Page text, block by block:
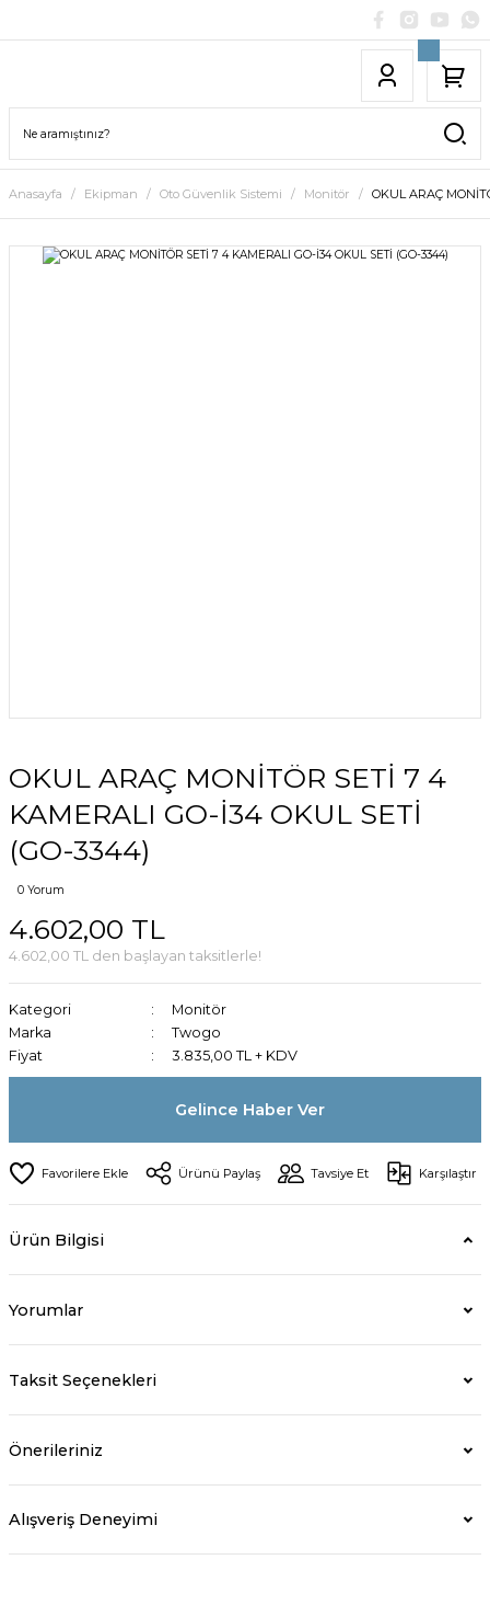
Anasayfa Ekipman Oto Güvenlik Sistemi Monitör OKUL ARAÇ
OKUL ARAÇ MONİTÖR SETİ 7 4
KAMERALI GO-İ34 OKUL SETİ
(GO-3344)
0 Yorum
4.602,00 TL
4.602,00 TL den başlayan taksitlerle!
Kategori
Monitör
Marka
Twogo
Fiyat
3.835,00 TL + KDV
Gelince Haber Ver
Ürünü Paylaş Tavsiye Et Karşılaştır
Ürün Bilgisi
Yorumlar
Taksit Seçenekleri
Önerileriniz
Alışveriş Deneyimi